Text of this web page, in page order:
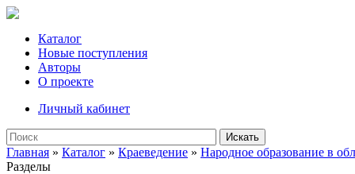
Каталог
Новые поступления
Авторы
О проекте
Личный кабинет
Искать
Главная » Каталог » Краеведение » Народное образование в
Разделы